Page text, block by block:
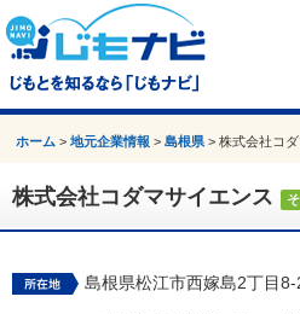
ホーム >地元企業情報 >島根県 >株式会社コ
株式会社コダマサイエンス
島根県松江市西嫁島2丁目8-